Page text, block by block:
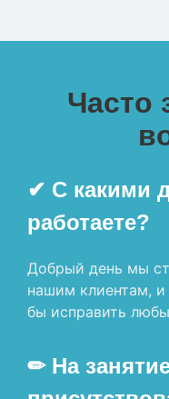
Часто
✔ С какими
работаете?
Добрый день мы
нашим клиентам,
бы исправить
✏ На